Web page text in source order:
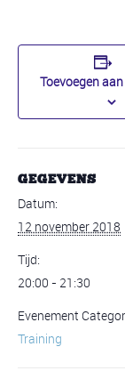
Toevoegen
GEGEVENS
Datum:
12 november 2018
Tijd:
20:00 - 21:30
Evenement
Training